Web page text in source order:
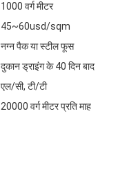
1000 वर्ग मीटर
45~60usd/sqm
नग्न पैक या स्टील फूस
दुकान ड्राइंग के 40 दिन बाद
एल/सी, टी/टी
20000 वर्ग मीटर प्रति माह